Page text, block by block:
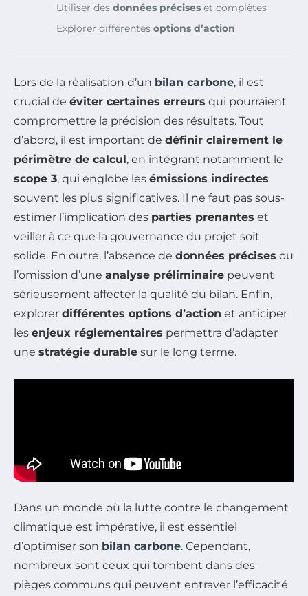
Utiliser des données précises et complètes
Explorer différentes options d’action
Lors de la réalisation d’un bilan carbone, il est
crucial de éviter certaines erreurs qui pourraient
compromettre la précision des résultats. Tout
d’abord, il est important de définir clairement le
périmètre de calcul, en intégrant notamment le
scope 3, qui englobe les émissions indirectes
souvent les plus significatives. Il ne faut pas sous-
estimer l’implication des parties prenantes et
veiller à ce que la gouvernance du projet soit
solide. En outre, l’absence de données précises ou
l’omission d’une analyse préliminaire peuvent
sérieusement affecter la qualité du bilan. Enfin,
explorer différentes options d’action et anticiper
les enjeux réglementaires permettra d’adapter
une stratégie durable sur le long terme.
Dans un monde où la lutte contre le changement
climatique est impérative, il est essentiel
d’optimiser son bilan carbone. Cependant,
nombreux sont ceux qui tombent dans des
pièges communs qui peuvent entraver l’efficacité